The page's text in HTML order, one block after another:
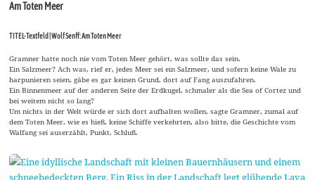
Am Toten Meer
TITEL-Textfeld | Wolf Senff: Am Toten Meer
Gramner hatte noch nie vom Toten Meer gehört, was sollte das sein.
Ein Salzmeer? Ach was, rief er, jedes Meer sei ein Salzmeer, und sofern keine Wale zu
harpunieren seien, gäbe es gar keinen Grund, dort auf Fang auszufahren.
Ein Binnenmeer auf der anderen Seite der Erdkugel, schmaler als die Sea of Cortez und
bei weitem nicht so lang?
Um nichts in der Welt würde er sich dort aufhalten wollen, sagte Gramner, zumal auf
dem Toten Meer, wie es hieß, keine Schiffe verkehrten, also bitte, die Geschichte vom
Walfang sei auserzählt, Punkt, Schluß.